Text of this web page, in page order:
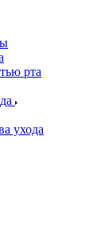
рта
ухода